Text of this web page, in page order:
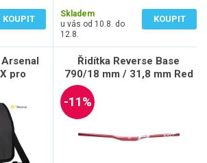
KOUPIT
Skladem
u vás od 10.8. do
12.8.
KOUPIT
pro
Řidítka Reverse Base
790/18 mm / 31,8 mm Red
-11%